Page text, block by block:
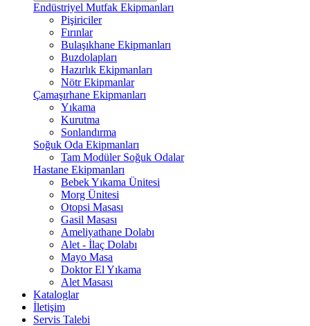
Endüstriyel Mutfak Ekipmanları
Pişiriciler
Fırınlar
Bulaşıkhane Ekipmanları
Buzdolapları
Hazırlık Ekipmanları
Nötr Ekipmanlar
Çamaşırhane Ekipmanları
Yıkama
Kurutma
Sonlandırma
Soğuk Oda Ekipmanları
Tam Modüler Soğuk Odalar
Hastane Ekipmanları
Bebek Yıkama Ünitesi
Morg Ünitesi
Otopsi Masası
Gasil Masası
Ameliyathane Dolabı
Alet - İlaç Dolabı
Mayo Masa
Doktor El Yıkama
Alet Masası
Kataloglar
İletişim
Servis Talebi